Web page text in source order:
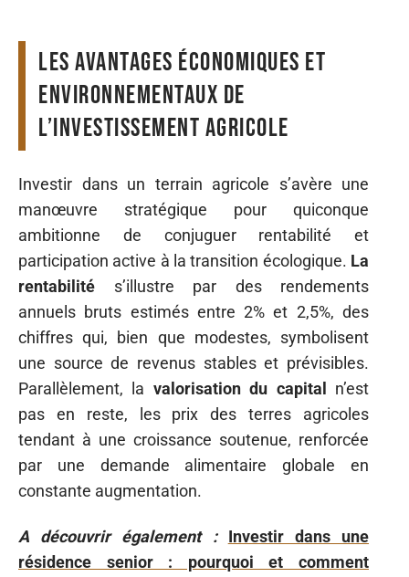
Les avantages économiques et
environnementaux de
l’investissement agricole
Investir dans un terrain agricole s’avère une
manœuvre stratégique pour quiconque
ambitionne de conjuguer rentabilité et
participation active à la transition écologique. La
rentabilité s’illustre par des rendements
annuels bruts estimés entre 2% et 2,5%, des
chiffres qui, bien que modestes, symbolisent
une source de revenus stables et prévisibles.
Parallèlement, la valorisation du capital n’est
pas en reste, les prix des terres agricoles
tendant à une croissance soutenue, renforcée
par une demande alimentaire globale en
constante augmentation.
A découvrir également :
Investir dans une
résidence senior : pourquoi et comment